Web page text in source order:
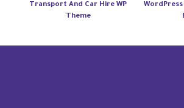
Transport And Car Hire WP
Theme